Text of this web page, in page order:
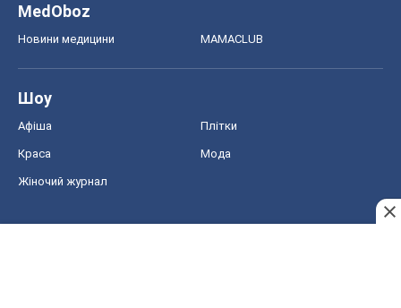
MedOboz
Новини медицини MAMACLUB
Шоу
Афіша Плітки
Краса Мода
Жіночий журнал